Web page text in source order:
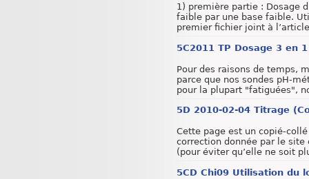
1) première partie : Dosage
faible par une base faible.
premier fichier joint à
5C2011 TP Dosage 3 en
Pour des raisons de temps,
parce que nos sondes pH-
pour la plupart "fatiguées",
5D 2010-02-04 Titrage
Cette page est un copié-
correction donnée par le site
(pour éviter qu’elle ne soit
5CD Chi09 Utilisation du